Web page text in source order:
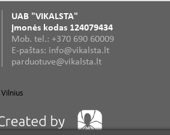
UAB "VIKALSTA"
Įmonės kodas 124079434
Mob. tel.: +370 690 60009
E-paštas: info@vikalsta.lt
parduotuve@vikalsta.lt